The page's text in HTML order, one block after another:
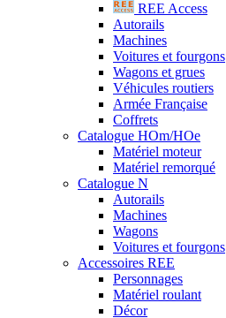
REE Access
Autorails
Machines
Voitures et fourgons
Wagons et grues
Véhicules routiers
Armée Française
Coffrets
Catalogue HOm/HOe
Matériel moteur
Matériel remorqué
Catalogue N
Autorails
Machines
Wagons
Voitures et fourgons
Accessoires REE
Personnages
Matériel roulant
Décor